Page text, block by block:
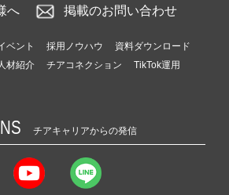
へ 掲載のお問い合わせ
ベント 採用ノウハウ
資料ダウンロード
材紹介 チアコネクション
TikTok運用
チアキャリアからの発信